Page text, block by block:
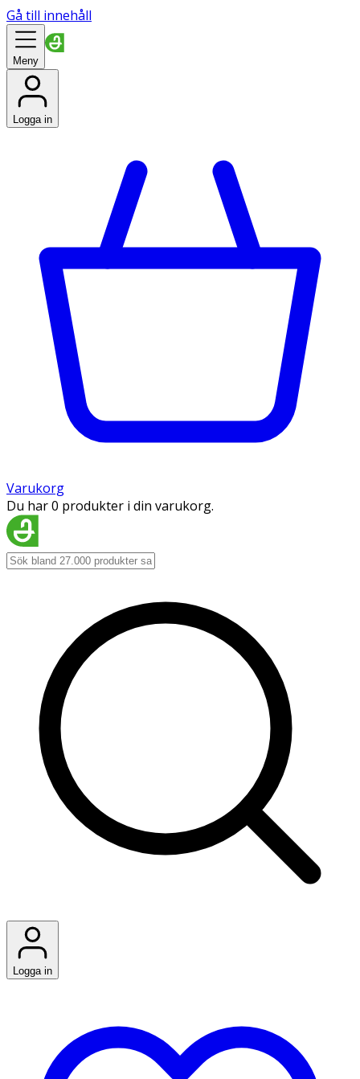
Gå till innehåll
Meny
Logga in
Varukorg
Du har 0 produkter i din varukorg.
Logga in